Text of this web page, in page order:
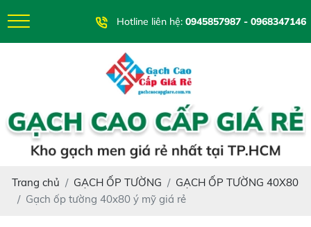
Hotline liên hệ:0945857987 - 0968347146
Trang chủ GẠCH ỐP TƯỜNG
GẠCH ỐP TƯỜNG 40X80
Gạch ốp tường 40x80 ý mỹ giá rẻ